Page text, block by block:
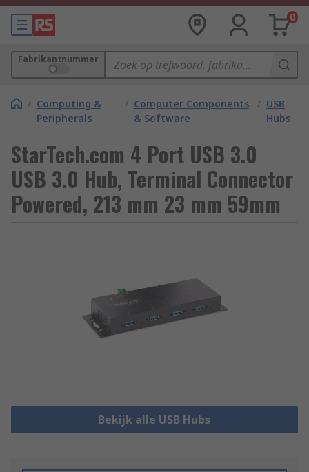
0
Fabrikantnummer
/ Computing &
Peripherals
/ Computer Components
& Software
/ USB
Hubs
StarTech.com 4 Port USB 3.0
USB 3.0 Hub, Terminal Connector
Powered, 213 mm 23 mm 59mm
Bekijk alle USB Hubs